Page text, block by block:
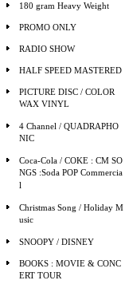
180 gram Heavy Weight
PROMO ONLY
RADIO SHOW
HALF SPEED MASTERED
PICTURE DISC / COLOR
WAX VINYL
4 Channel / QUADRAPHO
NIC
Coca-Cola / COKE : CM SO
NGS :Soda POP Commercia
l
Christmas Song / Holiday M
usic
SNOOPY / DISNEY
BOOKS : MOVIE & CONC
ERT TOUR